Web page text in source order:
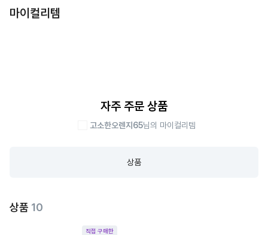
마이컬리템
자주 주문 상품
고소한오렌지65님의 마이컬리템
상품
상품 10
직접 구매한